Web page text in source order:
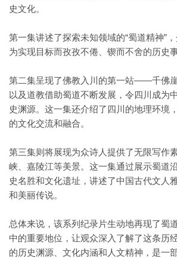
史文化。
第一集讲述了探索未知领域的“蜀道精神”
为实现目标而孜孜不倦、锲而不舍的历史事
第二集呈现了佛教入川的第一站——千佛
以及道教借助蜀道不断发展，令四川成为
史渊源。这一集还介绍了四川的地理环境
的文化交流和融合。
第三集则将展现为众诗人提供了无限写作
峡、嘉陵江等美景。这一集通过展示蜀道
史名胜和文化遗址，讲述了中国古代文人
和美丽传说。
总体来说，该系列纪录片生动地再现了蜀
中的重要地位，让观众深入了解了这条历
的历史渊源、文化内涵和人文精神，是一